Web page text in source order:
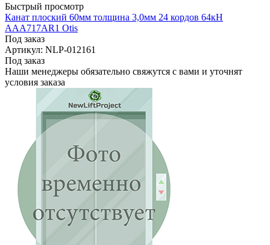
Быстрый просмотр
Канат плоский 60мм толщина 3,0мм 24 кордов 64кН
AAA717AR1 Otis
Под заказ
Артикул: NLP-012161
Под заказ
Наши менеджеры обязательно свяжутся с вами и уточнят
условия заказа